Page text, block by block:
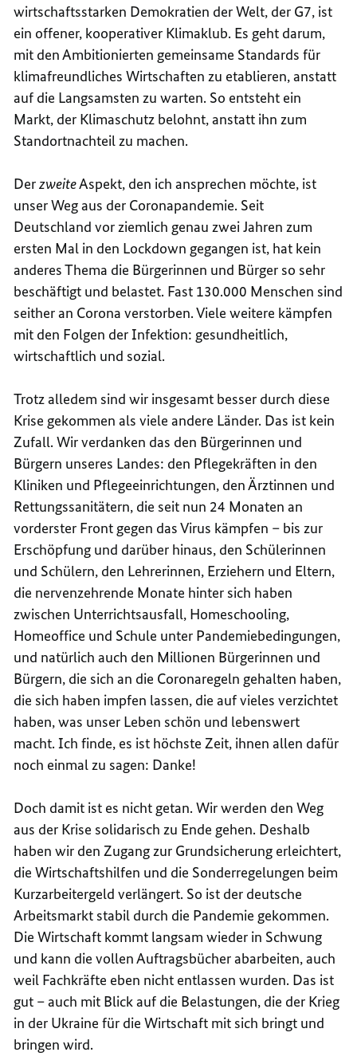
wirtschaftsstarken Demokratien der Welt, der G7, ist
ein offener, kooperativer Klimaklub. Es geht darum,
mit den Ambitionierten gemeinsame Standards für
klimafreundliches Wirtschaften zu etablieren, anstatt
auf die Langsamsten zu warten. So entsteht ein
Markt, der Klimaschutz belohnt, anstatt ihn zum
Standortnachteil zu machen.
DerzweiteAspekt, den ich ansprechen möchte, ist
unser Weg aus der Coronapandemie. Seit
Deutschland vor ziemlich genau zwei Jahren zum
ersten Mal in den Lockdown gegangen ist, hat kein
anderes Thema die Bürgerinnen und Bürger so sehr
beschäftigt und belastet. Fast 130.000 Menschen sind
seither an Corona verstorben. Viele weitere kämpfen
mit den Folgen der Infektion: gesundheitlich,
wirtschaftlich und sozial.
Trotz alledem sind wir insgesamt besser durch diese
Krise gekommen als viele andere Länder. Das ist kein
Zufall. Wir verdanken das den Bürgerinnen und
Bürgern unseres Landes: den Pflegekräften in den
Kliniken und Pflegeeinrichtungen, den Ärztinnen und
Rettungssanitätern, die seit nun 24 Monaten an
vorderster Front gegen das Virus kämpfen – bis zur
Erschöpfung und darüber hinaus, den Schülerinnen
und Schülern, den Lehrerinnen, Erziehern und Eltern,
die nervenzehrende Monate hinter sich haben
zwischen Unterrichtsausfall, Homeschooling,
Homeoffice und Schule unter Pandemiebedingungen,
und natürlich auch den Millionen Bürgerinnen und
Bürgern, die sich an die Coronaregeln gehalten haben,
die sich haben impfen lassen, die auf vieles verzichtet
haben, was unser Leben schön und lebenswert
macht. Ich finde, es ist höchste Zeit, ihnen allen dafür
noch einmal zu sagen: Danke!
Doch damit ist es nicht getan. Wir werden den Weg
aus der Krise solidarisch zu Ende gehen. Deshalb
haben wir den Zugang zur Grundsicherung erleichtert,
die Wirtschaftshilfen und die Sonderregelungen beim
Kurzarbeitergeld verlängert. So ist der deutsche
Arbeitsmarkt stabil durch die Pandemie gekommen.
Die Wirtschaft kommt langsam wieder in Schwung
und kann die vollen Auftragsbücher abarbeiten, auch
weil Fachkräfte eben nicht entlassen wurden. Das ist
gut – auch mit Blick auf die Belastungen, die der Krieg
in der Ukraine für die Wirtschaft mit sich bringt und
bringen wird.